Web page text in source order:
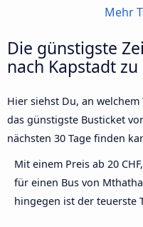
Mehr
Die günstigste
nach Kapstadt
Hier siehst Du, an
das günstigste Busticket
nächsten 30 Tage finden
Mit einem Preis ab 20
für einen Bus von
hingegen ist der teuerste